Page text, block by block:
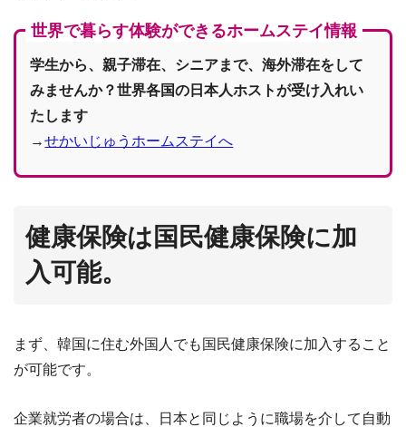
世界で暮らす体験ができるホームステイ情報
学生から、親子滞在、シニアまで、海外滞在をして
みませんか？世界各国の日本人ホストが受け入れい
たします
→せかいじゅうホームステイへ
健康保険は国民健康保険に加
入可能。
まず、韓国に住む外国人でも国民健康保険に加入すること
が可能です。
企業就労者の場合は、日本と同じように職場を介して自動